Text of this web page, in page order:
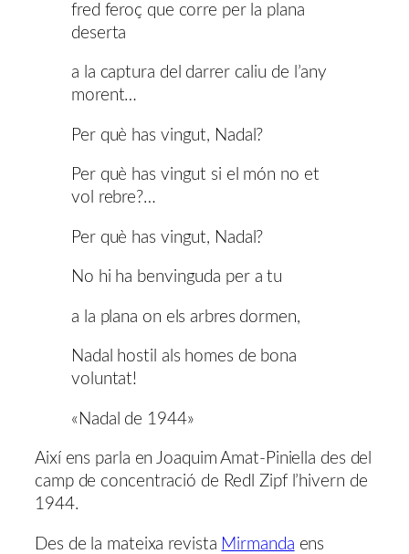
fred feroç que corre per la plana
deserta
a la captura del darrer caliu de l’any
morent…
Per què has vingut, Nadal?
Per què has vingut si el món no et
vol rebre?…
Per què has vingut, Nadal?
No hi ha benvinguda per a tu
a la plana on els arbres dormen,
Nadal hostil als homes de bona
voluntat!
«Nadal de 1944»
Així ens parla en Joaquim Amat-Piniella des del
camp de concentració de Redl Zipf l’hivern de
1944.
Des de la mateixa revista Mirmanda ens